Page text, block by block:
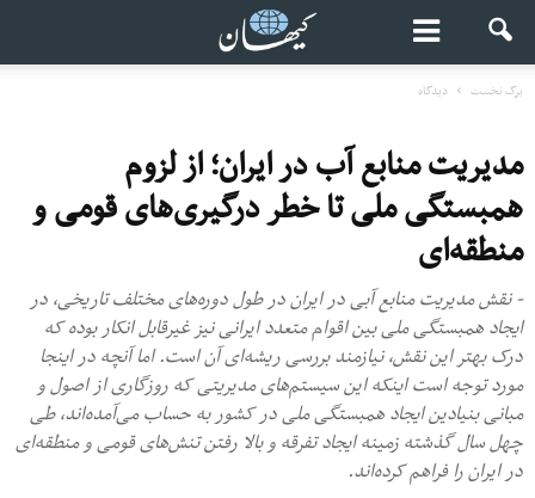
برگ نخست دیدگاه
مدیریت منابع آب در ایران؛ از لزوم
همبستگی ملی تا خطر درگیری‌های قومی‌ و
منطقه‌ای
- نقش مدیریت منابع آبی در ایران در طول دوره‌های مختلف تاریخی، در
ایجاد همبستگی ملی بین اقوام متعدد ایرانی نیز غیرقابل انکار بوده که
درک بهتر این نقش، نیازمند بررسی ریشه‌ای آن است. اما آنچه در اینجا
مورد توجه است اینکه این سیستم‌های مدیریتی که روزگاری از اصول و
مبانی بنیادین ایجاد همبستگی ملی در کشور به حساب می‌آمده‌اند، طی
چهل سال گذشته زمینه ایجاد تفرقه و بالا رفتن تنش‌های قومی‌ و منطقه‌ای
در ایران را فراهم کرده‌اند.